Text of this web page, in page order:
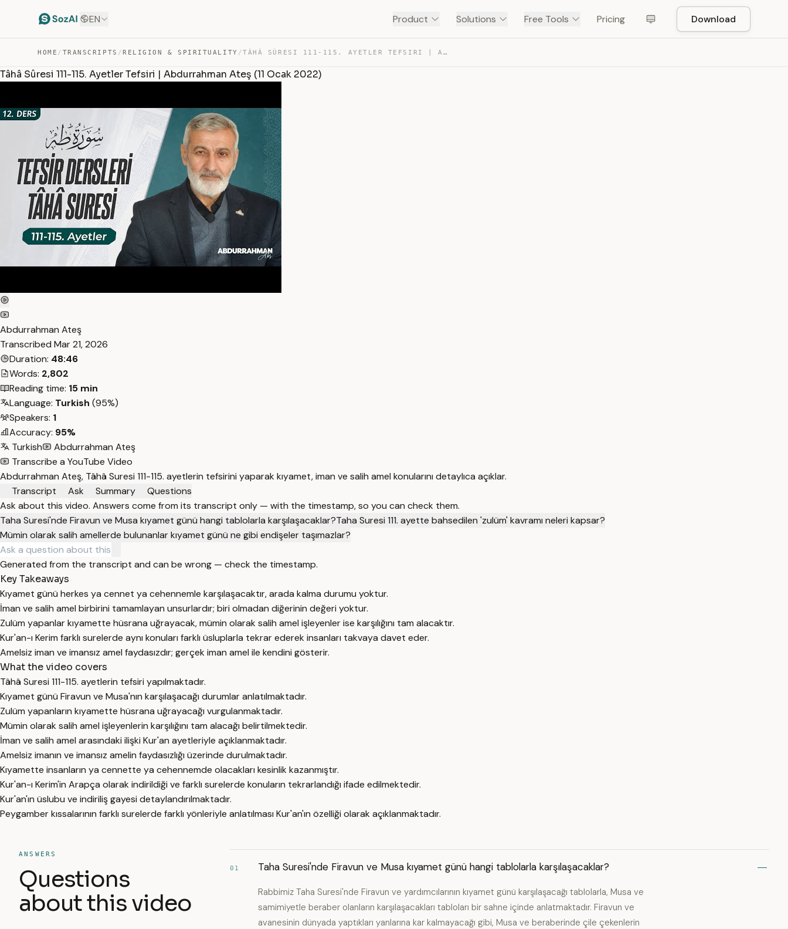
EN Product Solutions Free Tools Pricing Download
HOME / TRANSCRIPTS /RELIGION & SPIRITUALITY / TÂHÂ SÛRESI 111-115. AYETLER TEFSIRI | ABDURRAHMAN ATEŞ… — TRANSCRIPT
Tâhâ Sûresi 111-115. Ayetler Tefsiri | Abdurrahman Ateş (11 Ocak 2022)
Abdurrahman Ateş
Transcribed Mar 21, 2026
Duration: 48:46
Words: 2,802
Reading time: 15 min
Language: Turkish (95%)
Speakers: 1
Accuracy: 95%
Turkish
Abdurrahman Ateş
Transcribe a YouTube Video
Abdurrahman Ateş, Tâhâ Suresi 111-115. ayetlerin tefsirini yaparak kıyamet, iman ve salih amel konularını detaylıca açıklar.
Transcript
Ask Summary
Questions
Ask about this video. Answers come from its transcript only — with the timestamp, so you can check them.
Taha Suresi'nde Firavun ve Musa kıyamet günü hangi tablolarla karşılaşacaklar?Taha Suresi 111. ayette bahsedilen 'zulüm' kavramı neleri kapsar?
Mümin olarak salih amellerde bulunanlar kıyamet günü ne gibi endişeler taşımazlar?
Generated from the transcript and can be wrong — check the timestamp.
Key Takeaways
Kıyamet günü herkes ya cennet ya cehennemle karşılaşacaktır, arada kalma durumu yoktur.
İman ve salih amel birbirini tamamlayan unsurlardır; biri olmadan diğerinin değeri yoktur.
Zulüm yapanlar kıyamette hüsrana uğrayacak, mümin olarak salih amel işleyenler ise karşılığını tam alacaktır.
Kur'an-ı Kerim farklı surelerde aynı konuları farklı üsluplarla tekrar ederek insanları takvaya davet eder.
Amelsiz iman ve imansız amel faydasızdır; gerçek iman amel ile kendini gösterir.
What the video covers
Tâhâ Suresi 111-115. ayetlerin tefsiri yapılmaktadır.
Kıyamet günü Firavun ve Musa'nın karşılaşacağı durumlar anlatılmaktadır.
Zulüm yapanların kıyamette hüsrana uğrayacağı vurgulanmaktadır.
Mümin olarak salih amel işleyenlerin karşılığını tam alacağı belirtilmektedir.
İman ve salih amel arasındaki ilişki Kur'an ayetleriyle açıklanmaktadır.
Amelsiz imanın ve imansız amelin faydasızlığı üzerinde durulmaktadır.
Kıyamette insanların ya cennette ya cehennemde olacakları kesinlik kazanmıştır.
Kur'an-ı Kerim'in Arapça olarak indirildiği ve farklı surelerde konuların tekrarlandığı ifade edilmektedir.
Kur'an'ın üslubu ve indiriliş gayesi detaylandırılmaktadır.
Peygamber kıssalarının farklı surelerde farklı yönleriyle anlatılması Kur'an'ın özelliği olarak açıklanmaktadır.
ANSWERS
Questions
about this video
01 Taha Suresi'nde Firavun ve Musa kıyamet günü hangi tablolarla karşılaşacaklar?
Rabbimiz Taha Suresi'nde Firavun ve yardımcılarının kıyamet günü karşılaşacağı tablolarla, Musa ve
samimiyetle beraber olanların karşılaşacakları tabloları bir sahne içinde anlatmaktadır. Firavun ve
avanesinin dünyada yaptıkları yanlarına kar kalmayacağı gibi, Musa ve beraberinde çile çekenlerin